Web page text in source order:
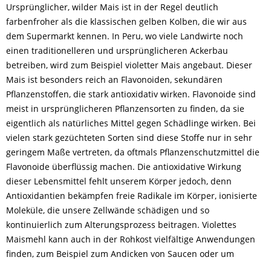
Ursprünglicher, wilder Mais ist in der Regel deutlich
farbenfroher als die klassischen gelben Kolben, die wir aus
dem Supermarkt kennen. In Peru, wo viele Landwirte noch
einen traditionelleren und ursprünglicheren Ackerbau
betreiben, wird zum Beispiel violetter Mais angebaut. Dieser
Mais ist besonders reich an Flavonoiden, sekundären
Pflanzenstoffen, die stark antioxidativ wirken. Flavonoide sind
meist in ursprünglicheren Pflanzensorten zu finden, da sie
eigentlich als natürliches Mittel gegen Schädlinge wirken. Bei
vielen stark gezüchteten Sorten sind diese Stoffe nur in sehr
geringem Maße vertreten, da oftmals Pflanzenschutzmittel die
Flavonoide überflüssig machen. Die antioxidative Wirkung
dieser Lebensmittel fehlt unserem Körper jedoch, denn
Antioxidantien bekämpfen freie Radikale im Körper, ionisierte
Moleküle, die unsere Zellwände schädigen und so
kontinuierlich zum Alterungsprozess beitragen. Violettes
Maismehl kann auch in der Rohkost vielfältige Anwendungen
finden, zum Beispiel zum Andicken von Saucen oder um